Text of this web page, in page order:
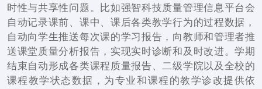
时性与共享性问题。比如强智科技质量管理信息平台会
自动记录课前、课中、课后各类教学行为的过程数据，
自动向学生推送每次课的学习报告，向教师和管理者推
送课堂质量分析报告，实现实时诊断和及时改进。学期
结束自动形成各类课程质量报告、二级学院以及全校的
课程教学状态数据，为专业和课程的教学诊改提供依